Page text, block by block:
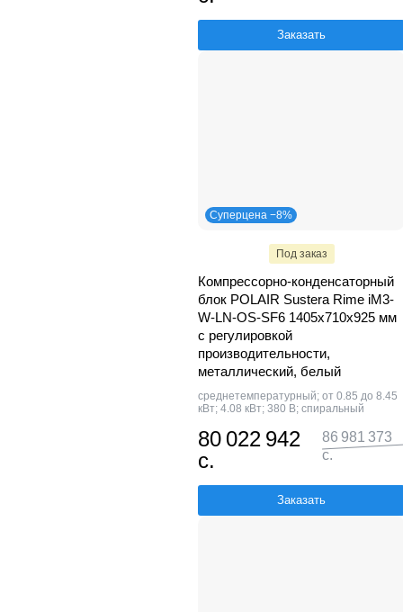
Заказать
Суперцена −8%
Под заказ
Компрессорно-конденсаторный
блок POLAIR Sustera Rime iM3-
W-LN-OS-SF6 1405x710x925 мм
с регулировкой
производительности,
металлический, белый
среднетемпературный; от 0.85 до 8.45
кВт; 4.08 кВт; 380 В; спиральный
80 022 942
с.
86 981 373
с.
Заказать